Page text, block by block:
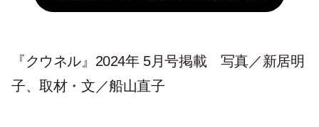
『クウネル』2024年 5月号掲載 写真／新居明
子、取材・文／船山直子